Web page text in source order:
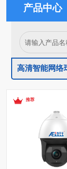
产品中心
高清智能网络
推荐